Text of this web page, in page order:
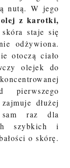
nutą. W jego
z karotki,
staje się
odżywiona.
otoczą ciało
olejek do
dłużej
raz dla
szybkich i
o skórę.